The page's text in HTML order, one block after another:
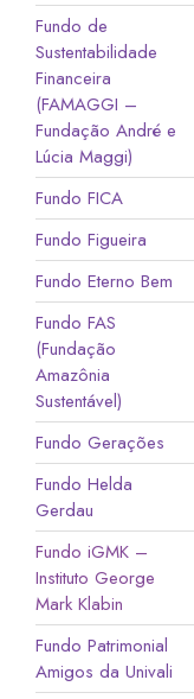
Fundo de
Sustentabilidade
Financeira
(FAMAGGI –
Fundação André e
Lúcia Maggi)
Fundo FICA
Fundo Figueira
Fundo Eterno Bem
Fundo FAS
(Fundação
Amazônia
Sustentável)
Fundo Gerações
Fundo Helda
Gerdau
Fundo iGMK –
Instituto George
Mark Klabin
Fundo Patrimonial
Amigos da Univali